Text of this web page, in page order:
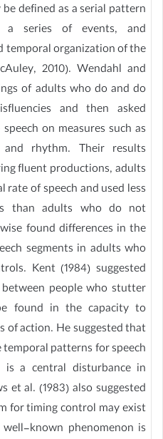
defined as a serial pattern
series of events, and
temporal organization of the
2010). Wendahl and
of adults who do and do
and then asked
on measures such as
rhythm. Their results
fluent productions, adults
of speech and used less
than adults who do not
found differences in the
segments in adults who
Kent (1984) suggested
people who stutter
found in the capacity to
of action. He suggested that
patterns for speech
is a central disturbance in
et al. (1983) also suggested
for timing control may exist
known phenomenon is